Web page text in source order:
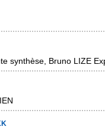
synthèse, Bruno LIZE